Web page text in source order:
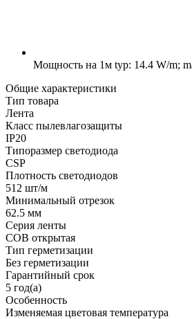
Мощность на 1м typ: 14.4 W/m;
Общие характеристики
Тип товара
Лента
Класс пылевлагозащиты
IP20
Типоразмер светодиода
CSP
Плотность светодиодов
512 шт/м
Минимальный отрезок
62.5 мм
Серия ленты
COB открытая
Тип герметизации
Без герметизации
Гарантийный срок
5 год(а)
Особенность
Изменяемая цветовая температура